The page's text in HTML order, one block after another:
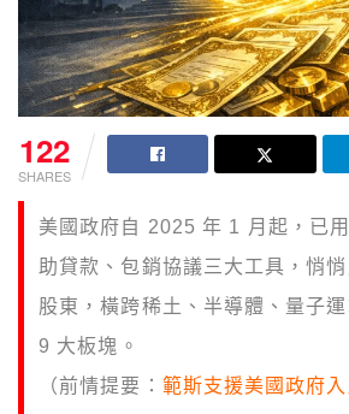
122
SHARES
美國政府自 2025 年 1 月起，已
助貸款、包銷協議三大工具，悄
股東，橫跨稀土、半導體、量子
9 大板塊。
（前情提要： 範斯支援美國政府